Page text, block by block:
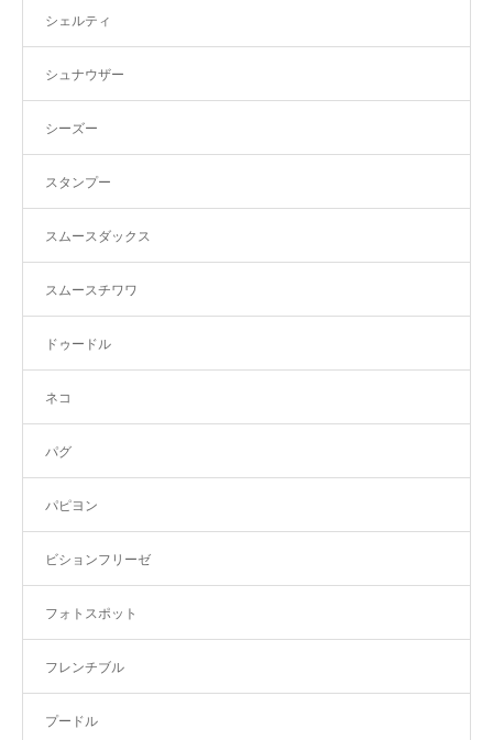
シェルティ
シュナウザー
シーズー
スタンプー
スムースダックス
スムースチワワ
ドゥードル
ネコ
パグ
パピヨン
ビションフリーゼ
フォトスポット
フレンチブル
プードル